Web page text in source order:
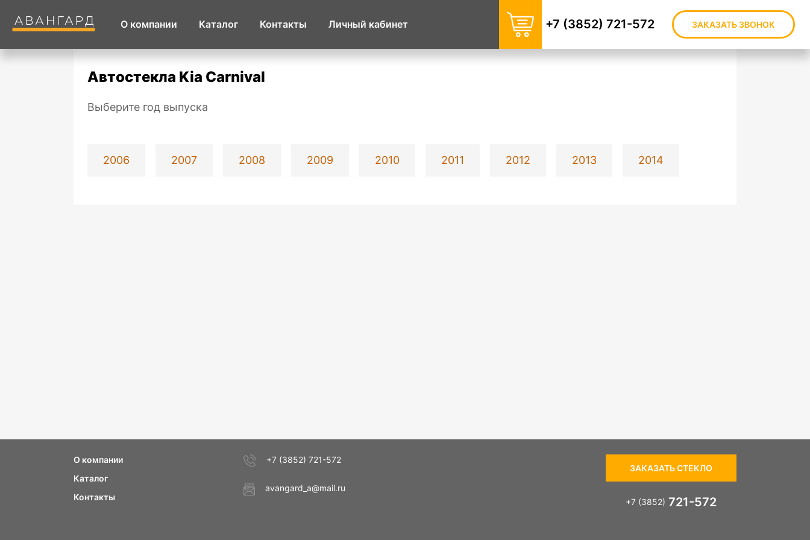
О компании Каталог Контакты Личный кабинет +7 (3852) 721-572 ЗАКАЗАТЬ ЗВОНОК
Автостекла Kia Carnival
Выберите год выпуска
2006 2007 2008 2009 2010 2011 2012 2013 2014
О компании
Каталог
Контакты
+7 (3852) 721-572
avangard_a@mail.ru
ЗАКАЗАТЬ СТЕКЛО
+7 (3852) 721-572